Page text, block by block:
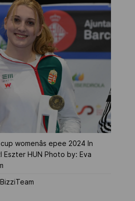
womenâs epee 2024 In
Eszter HUN Photo by: Eva